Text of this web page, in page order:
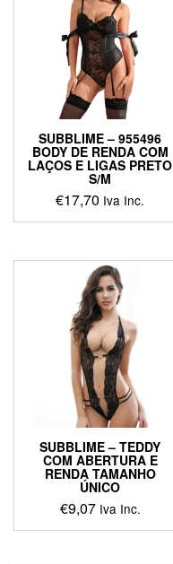
SUBBLIME – 955496
BODY DE RENDA COM
LAÇOS E LIGAS PRETO
S/M
€17,70 Iva Inc.
SUBBLIME – TEDDY
COM ABERTURA E
RENDA TAMANHO
ÚNICO
€9,07 Iva Inc.